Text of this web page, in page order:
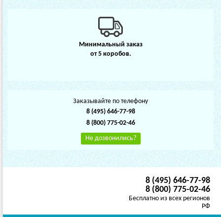
Минимальный заказ
от 5 коробов.
Заказывайте по телефону
8 (495) 646-77-98
8 (800) 775-02-46
Не дозвонились?
8 (495) 646-77-98
8 (800) 775-02-46
Бесплатно из всех регионов
РФ